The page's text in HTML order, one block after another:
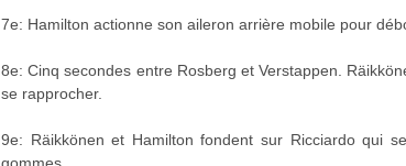
7e: Hamilton actionne son aileron arrière mobile pour
8e: Cinq secondes entre Rosberg et Verstappen.
se rapprocher.
9e: Räikkönen et Hamilton fondent sur Ricciardo qui